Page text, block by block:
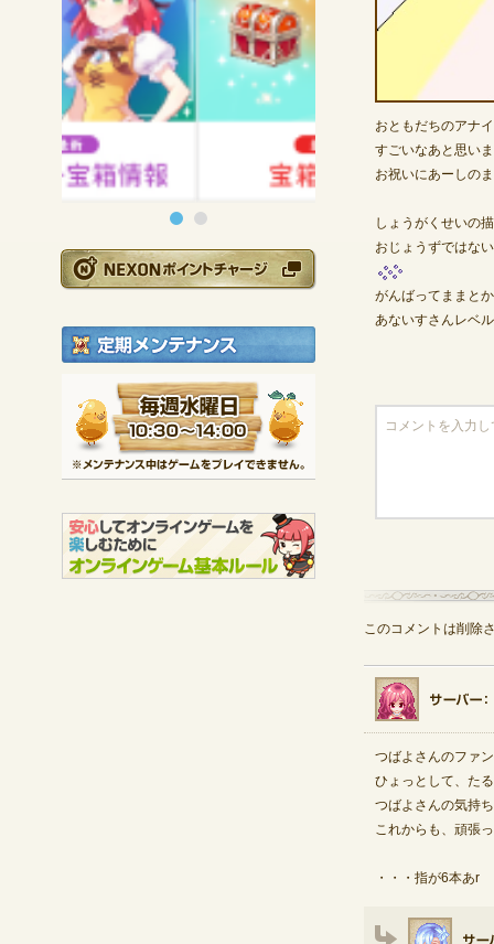
NEXONポイントチ
※メンテナンス中は
おともだちのアナ
すごいなあと思い
お祝いにあーしの
しょうがくせいの
おじょうずではな
がんばってままと
あないすさんレベ
このコメントは削除
つばよさんのファ
ひょっとして、た
つばよさんの気持
これからも、頑張
・・・指が6本あr